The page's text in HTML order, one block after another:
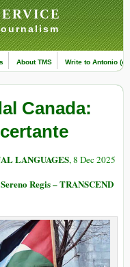
About TMS Write to Antonio
Canada:
LANGUAGES, 8 Dec 2025
Regis – TRANSCEND